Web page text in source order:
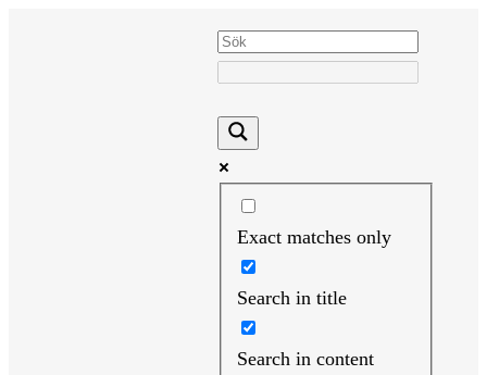
Exact matches only
Search in title
Search in content